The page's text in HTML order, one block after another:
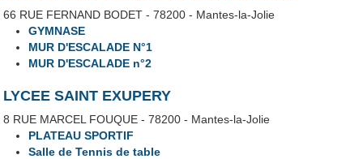
66 RUE FERNAND BODET - 78200 - Mantes-la-Jolie
GYMNASE
MUR D'ESCALADE N°1
MUR D'ESCALADE n°2
LYCEE SAINT EXUPERY
8 RUE MARCEL FOUQUE - 78200 - Mantes-la-Jolie
PLATEAU SPORTIF
Salle de Tennis de table